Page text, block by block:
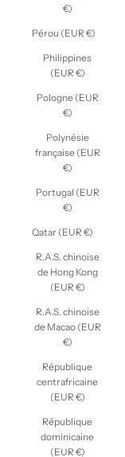
€)
Pérou (EUR €)
Philippines
(EUR €)
Pologne (EUR
€)
Polynésie
française (EUR
€)
Portugal (EUR
€)
Qatar (EUR €)
R.A.S. chinoise
de Hong Kong
(EUR €)
R.A.S. chinoise
de Macao (EUR
€)
République
centrafricaine
(EUR €)
République
dominicaine
(EUR €)